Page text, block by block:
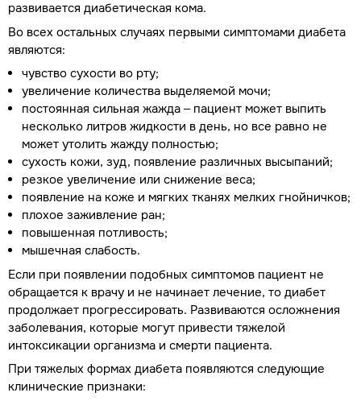
развивается диабетическая кома.
Во всех остальных случаях первыми симптомами диабета
являются:
чувство сухости во рту;
увеличение количества выделяемой мочи;
постоянная сильная жажда – пациент может выпить
несколько литров жидкости в день, но все равно не
может утолить жажду полностью;
сухость кожи, зуд, появление различных высыпаний;
резкое увеличение или снижение веса;
появление на коже и мягких тканях мелких гнойничков;
плохое заживление ран;
повышенная потливость;
мышечная слабость.
Если при появлении подобных симптомов пациент не
обращается к врачу и не начинает лечение, то диабет
продолжает прогрессировать. Развиваются осложнения
заболевания, которые могут привести тяжелой
интоксикации организма и смерти пациента.
При тяжелых формах диабета появляются следующие
клинические признаки: